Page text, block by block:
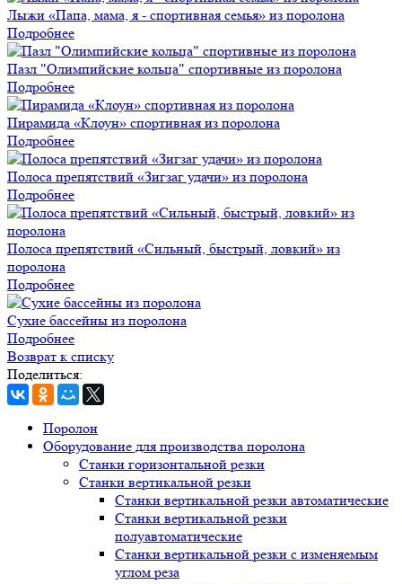
Лыжи «Папа, мама, я - спортивная семья» из поролона
Подробнее
Пазл "Олимпийские кольца" спортивные из поролона
Подробнее
Пирамида «Клоун» спортивная из поролона
Подробнее
Полоса препятствий «Зигзаг удачи» из поролона
Подробнее
Полоса препятствий «Сильный, быстрый, ловкий» из
поролона
Подробнее
Сухие бассейны из поролона
Подробнее
Возврат к списку
Поделиться:
Поролон
Оборудование для производства поролона
Станки горизонтальной резки
Станки вертикальной резки
Станки вертикальной резки автоматические
Станки вертикальной резки
полуавтоматические
Станки вертикальной резки с изменяемым
углом реза